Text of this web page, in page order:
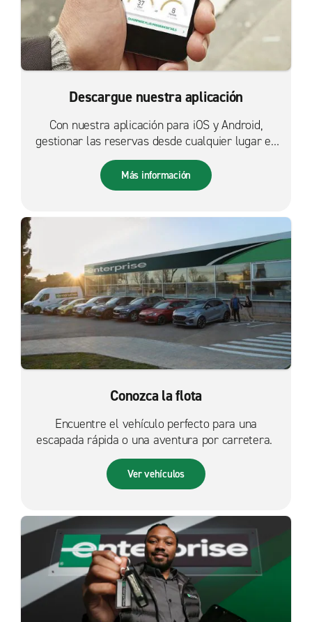
Descargue nuestra aplicación
Con nuestra aplicación para iOS y Android,
gestionar las reservas desde cualquier lugar es
más fácil que nunca.
Más información
Conozca la flota
Encuentre el vehículo perfecto para una
escapada rápida o una aventura por carretera.
Ver vehículos